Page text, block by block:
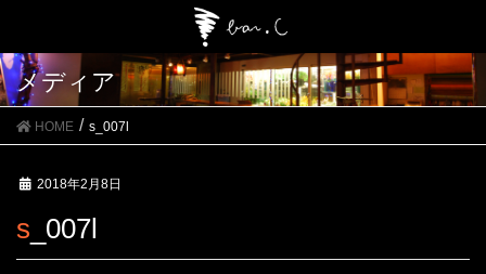
メディア
HOME s_007l
2018年2月8日
s_007l